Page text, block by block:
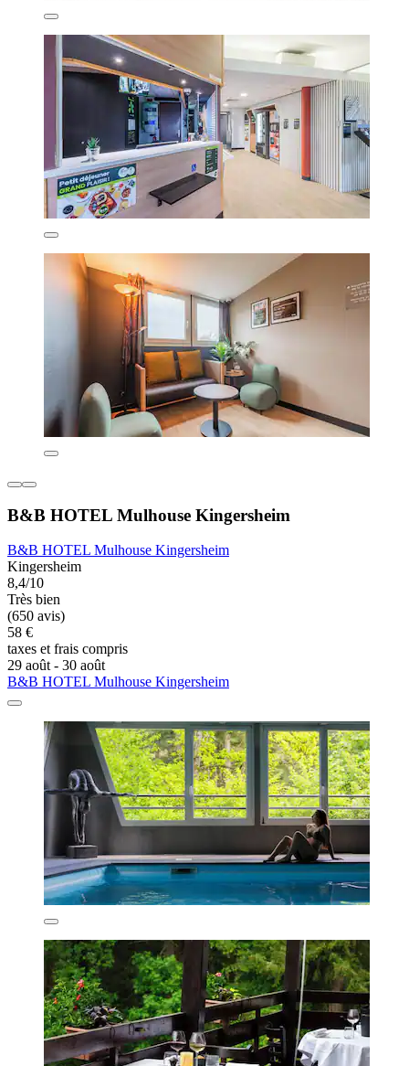
B&B HOTEL Mulhouse Kingersheim
B&B HOTEL Mulhouse Kingersheim
Kingersheim
8,4/10
Très bien
(650 avis)
58 €
taxes et frais compris
29 août - 30 août
B&B HOTEL Mulhouse Kingersheim